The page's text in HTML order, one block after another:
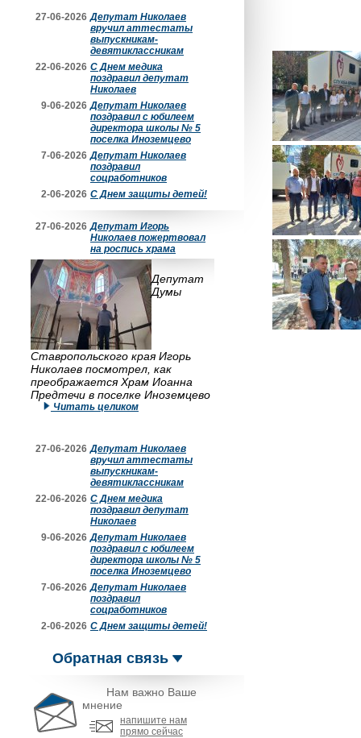
27-06-2026 Депутат Николаев
вручил аттестаты
выпускникам-
девятиклассникам
22-06-2026 С Днем медика
поздравил депутат
Николаев
9-06-2026 Депутат Николаев
поздравил с юбилеем
директора школы № 5
поселка Иноземцево
7-06-2026 Депутат Николаев
поздравил
соцработников
2-06-2026 С Днем защиты детей!
27-06-2026 Депутат Игорь
Николаев пожертвовал
на роспись храма
Депутат
Думы
Ставропольского края Игорь
Николаев посмотрел, как
преображается Храм Иоанна
Предтечи в поселке Иноземцево
Читать целиком
27-06-2026 Депутат Николаев
вручил аттестаты
выпускникам-
девятиклассникам
22-06-2026 С Днем медика
поздравил депутат
Николаев
9-06-2026 Депутат Николаев
поздравил с юбилеем
директора школы № 5
поселка Иноземцево
7-06-2026 Депутат Николаев
поздравил
соцработников
2-06-2026 С Днем защиты детей!
Обратная связь
Нам важно Ваше
мнение
напишите нам
прямо сейчас